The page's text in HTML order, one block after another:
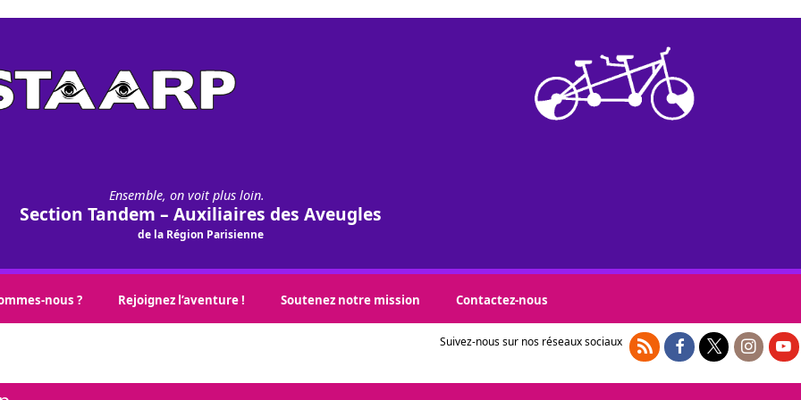
Ensemble, on voit plus loin.
Section Tandem – Auxiliaires des Aveugles
de la Région Parisienne
nous ? Rejoignez l’aventure ! Soutenez notre mission Contactez-nous
Suivez-nous sur nos réseaux sociaux